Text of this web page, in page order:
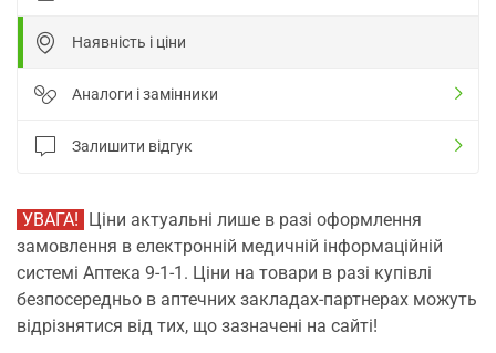
Наявність і ціни
Аналоги і замінники
Залишити відгук
УВАГА! Ціни актуальні лише в разі оформлення
замовлення в електронній медичній інформаційній
системі Аптека 9-1-1. Ціни на товари в разі купівлі
безпосередньо в аптечних закладах-партнерах можуть
відрізнятися від тих, що зазначені на сайті!